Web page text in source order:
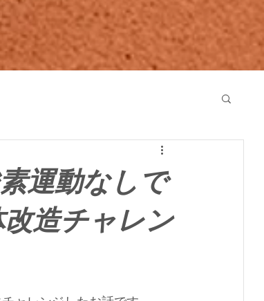
運動なしで
造チャレン